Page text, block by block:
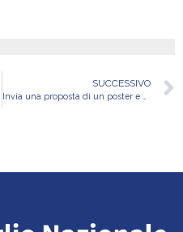
SUCCESSIVO